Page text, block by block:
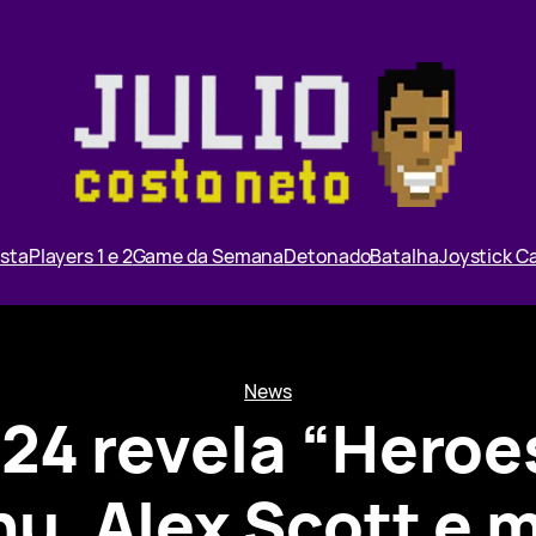
Players 1 e 2Game da SemanaDetonadoBatalhaJoystick
News
revela